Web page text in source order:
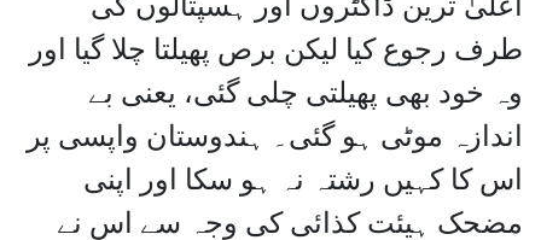
طرف رجوع کیا لیکن برص پھیلتا چلا گیا اور
وہ خود بھی پھیلتی چلی گئی، یعنی بے
اندازہ موٹی ہو گئی۔ ہندوستان واپسی پر
اس کا کہیں رشتہ نہ ہو سکا اور اپنی
مضحک ہیئت کذائی کی وجہ سے اس نے